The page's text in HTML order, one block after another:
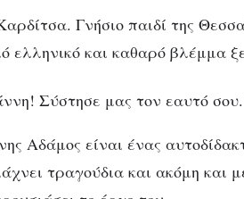
που
Γνήσιο παιδί της
ελληνικό και καθαρό βλέμμα
Σύστησε μας τον εαυτό σου.
Αδάμος είναι ένας
τραγούδια και ακόμη